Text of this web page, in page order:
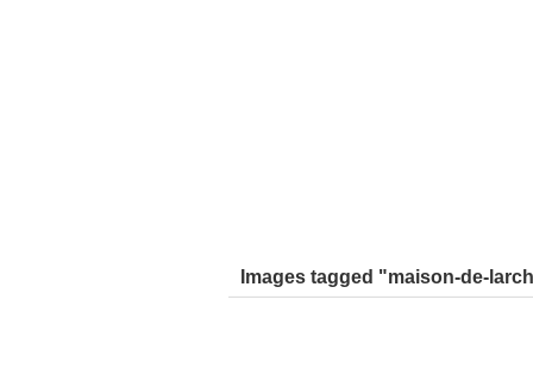
Images tagged "maison-de-